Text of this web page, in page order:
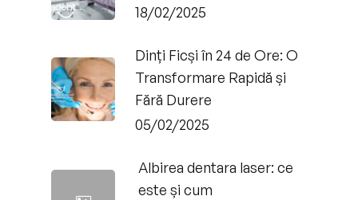
18/02/2025
Dinți Ficși în 24 de Ore: O
Transformare Rapidă și
Fără Durere
05/02/2025
Albirea dentara laser: ce
este și cum